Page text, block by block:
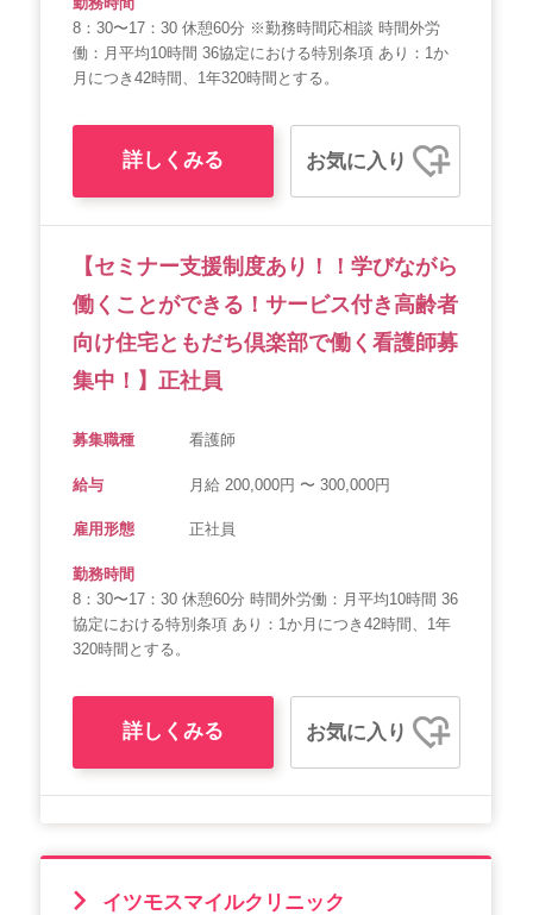
8：30〜17：30 休憩60分 ※勤務時間応相談 時間外労
働：月平均10時間 36協定における特別条項 あり：1か
月につき42時間、1年320時間とする。
詳しくみる お気に入り
【セミナー支援制度あり！！学びながら
働くことができる！サービス付き高齢者
向け住宅ともだち倶楽部で働く看護師募
集中！】正社員
募集職種 看護師
給与 月給 200,000円 〜 300,000円
雇用形態 正社員
勤務時間
8：30〜17：30 休憩60分 時間外労働：月平均10時間 36
協定における特別条項 あり：1か月につき42時間、1年
320時間とする。
詳しくみる お気に入り
イツモスマイルクリニック